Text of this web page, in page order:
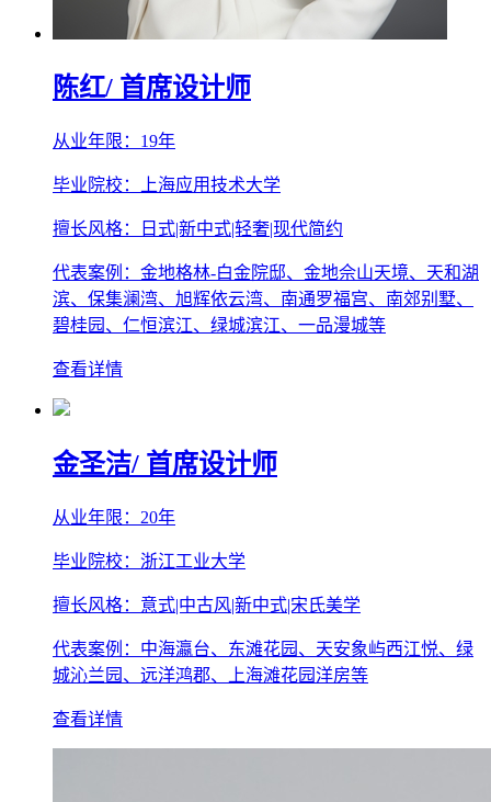
陈红/ 首席设计师
从业年限：19年
毕业院校：上海应用技术大学
擅长风格：日式|新中式|轻奢|现代简约
代表案例：金地格林-白金院邸、金地佘山天境、天和湖
滨、保集澜湾、旭辉依云湾、南通罗福宫、南郊别墅、
碧桂园、仁恒滨江、绿城滨江、一品漫城等
查看详情
金圣洁/ 首席设计师
从业年限：20年
毕业院校：浙江工业大学
擅长风格：意式|中古风|新中式|宋氏美学
代表案例：中海瀛台、东滩花园、天安象屿西江悦、绿
城沁兰园、远洋鸿郡、上海滩花园洋房等
查看详情